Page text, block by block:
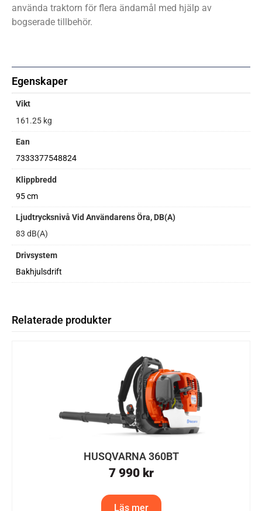
använda traktorn för flera ändamål med hjälp av
bogserade tillbehör.
Egenskaper
Vikt
161.25 kg
Ean
7333377548824
Klippbredd
95 cm
Ljudtrycksnivå Vid Användarens Öra, DB(A)
83 dB(A)
Drivsystem
Bakhjulsdrift
Relaterade produkter
HUSQVARNA 360BT
7 990 kr
Läs mer